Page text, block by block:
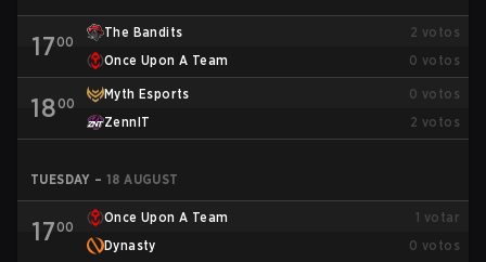
1700
The Bandits 2 votos
Once Upon A Team
0 votos
1800
Myth Esports 0 votos
ZennIT
2 votos
TUESDAY – 18 AUGUST
1700
Once Upon A Team 1 votar
Dynasty
0 votos